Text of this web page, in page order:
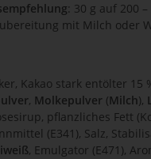
: 30 g auf 200 –
mit Milch oder
Kakao stark entölter 15
, Molkepulver (Milch),
pflanzliches Fett
(E341), Salz,
, Emulgator (E471),